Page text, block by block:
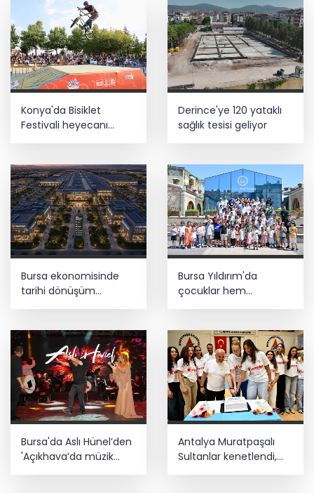
Konya'da Bisiklet
Festivali heyecanı
Derince'ye 120 yataklı
sağlık tesisi geliyor
Bursa ekonomisinde
tarihi dönüşüm
KOBİ OSB’de başvurular
başladı
Bursa Yıldırım'da
çocuklar hem
Bursa'da Aslı Hünel’den
'Açıkhava’da müzik
ziyafeti
Antalya Muratpaşalı
Sultanlar kenetlendi,
gözler yeni sezonda